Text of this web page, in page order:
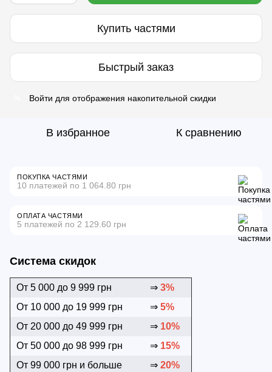
Купить частями
Быстрый заказ
Войти для отображения накопительной скидки
В избранное К сравнению
ПОКУПКА ЧАСТЯМИ
10 платежей по 1 064.80 грн
ОПЛАТА ЧАСТЯМИ
5 платежей по 2 129.60 грн
Система скидок
От 5 000 до 9 999 грн ⇒ 3%
От 10 000 до 19 999 грн
⇒ 5%
От 20 000 до 49 999 грн
⇒ 10%
От 50 000 до 98 999 грн
⇒ 15%
От 99 000 грн и больше
⇒ 20%